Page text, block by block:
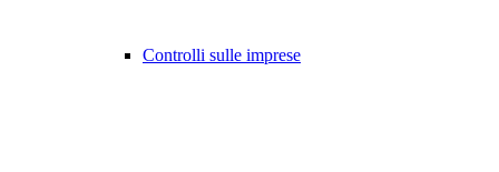
Controlli sulle imprese